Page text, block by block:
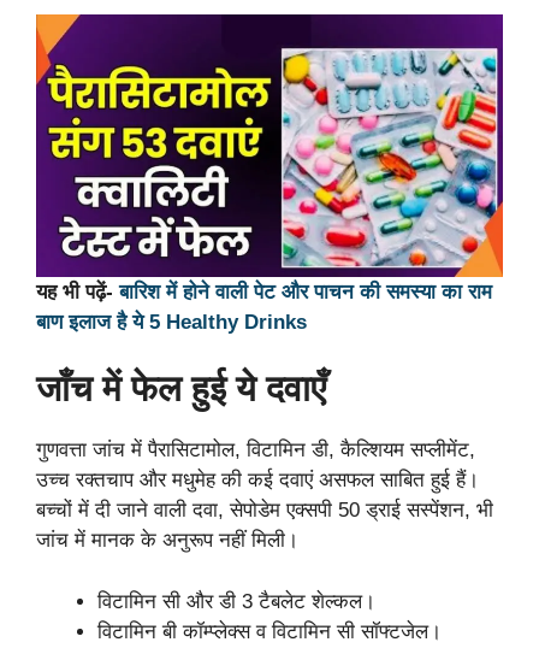
यह भी पढ़ें-बारिश में होने वाली पेट और पाचन की समस्या का राम
बाण इलाज है ये 5 Healthy Drinks
जाँच में फेल हुई ये दवाएँ
गुणवत्ता जांच में पैरासिटामोल, विटामिन डी, कैल्शियम सप्लीमेंट,
उच्च रक्तचाप और मधुमेह की कई दवाएं असफल साबित हुई हैं।
बच्चों में दी जाने वाली दवा, सेपोडेम एक्सपी 50 ड्राई सस्पेंशन, भी
जांच में मानक के अनुरूप नहीं मिली।
विटामिन सी और डी 3 टैबलेट शेल्कल।
विटामिन बी कॉम्प्लेक्स व विटामिन सी सॉफ्टजेल।